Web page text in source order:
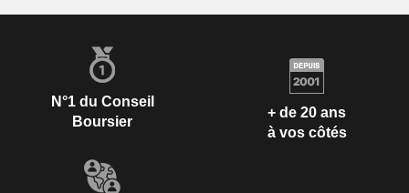
N°1 du Conseil
Boursier
+ de 20 ans
à vos côtés